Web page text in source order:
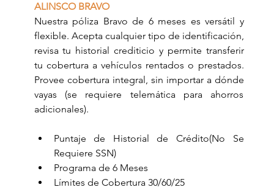
ALINSCO BRAVO
Nuestra póliza Bravo de 6 meses es versátil y
flexible. Acepta cualquier tipo de identificación,
revisa tu historial crediticio y permite transferir
tu cobertura a vehículos rentados o prestados.
Provee cobertura integral, sin importar a dónde
vayas (se requiere telemática para ahorros
adicionales).
Puntaje de Historial de Crédito(No Se
Requiere SSN)
Programa de 6 Meses
Límites de Cobertura 30/60/25